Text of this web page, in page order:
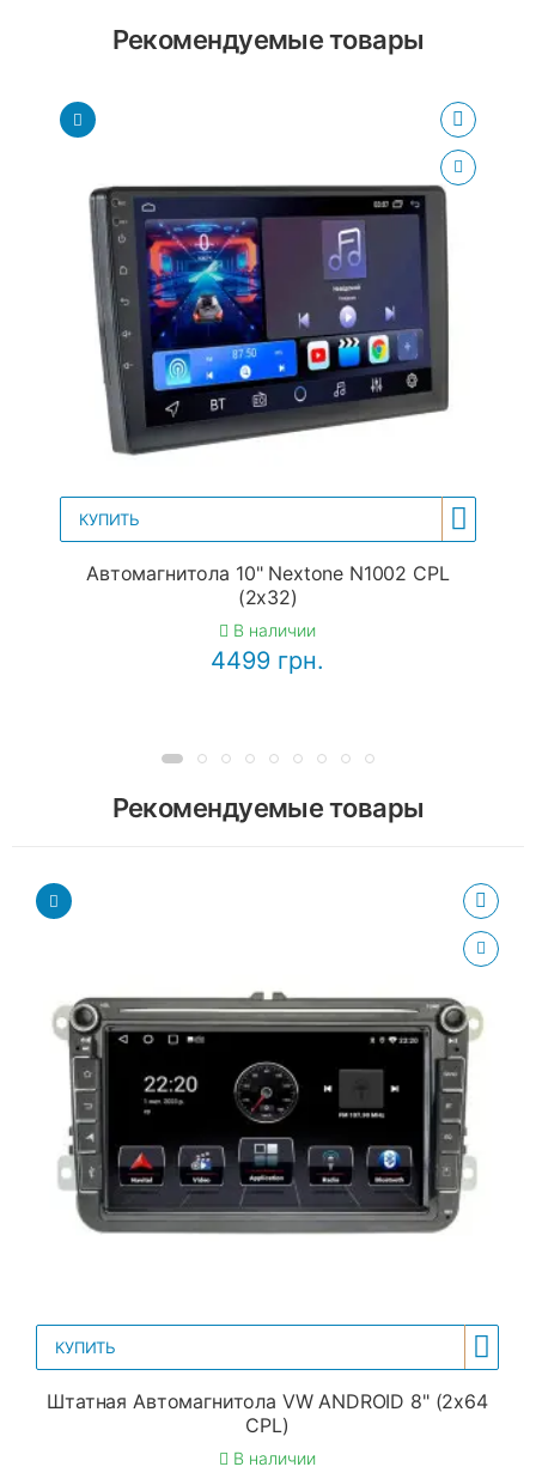
Рекомендуемые товары
КУПИТЬ
Автомагнитола 10" Nextone N1002 CPL
(2x32)
В наличии
4499 грн.
Рекомендуемые товары
КУПИТЬ
Штатная Автомагнитола VW ANDROID 8" (2x64
CPL)
В наличии